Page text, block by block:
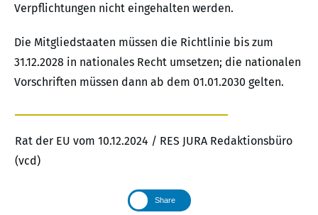
Verpflichtungen nicht eingehalten werden.
Die Mitgliedstaaten müssen die Richtlinie bis zum
31.12.2028 in nationales Recht umsetzen; die nationalen
Vorschriften müssen dann ab dem 01.01.2030 gelten.
Rat der EU vom 10.12.2024 / RES JURA Redaktionsbüro
(vcd)
Share